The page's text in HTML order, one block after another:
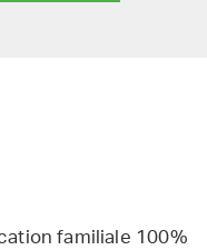
familiale 100%